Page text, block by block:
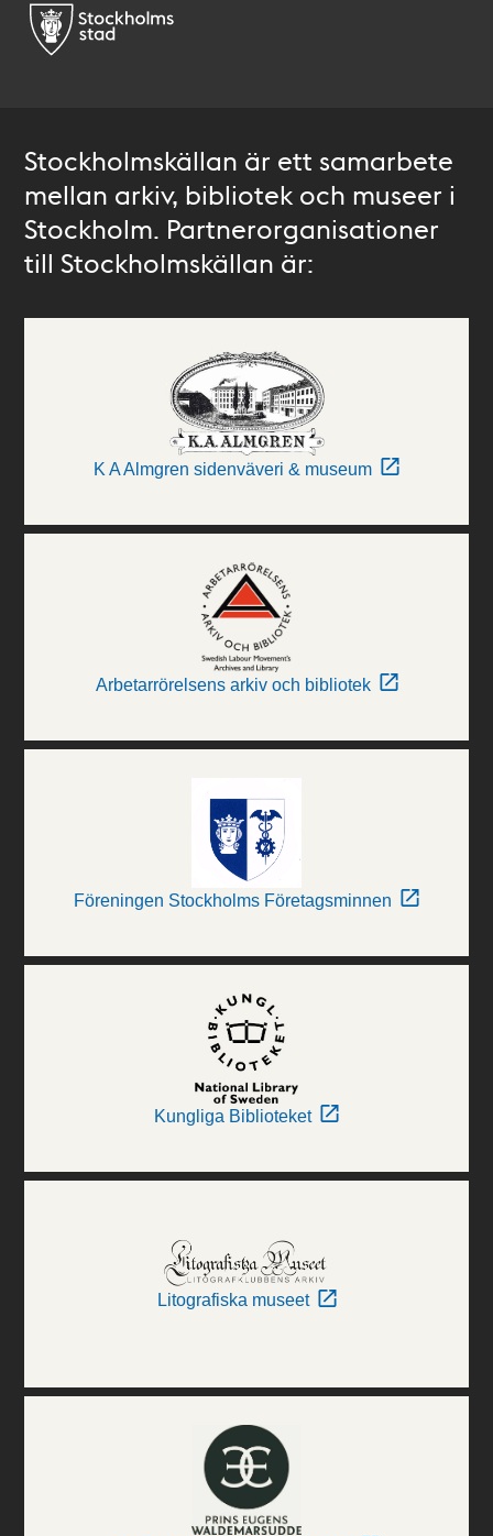
Stockholmskällan är ett samarbete
mellan arkiv, bibliotek och museer i
Stockholm. Partnerorganisationer
till Stockholmskällan är:
K A Almgren sidenväveri & museum
Arbetarrörelsens arkiv och bibliotek
Föreningen Stockholms Företagsminnen
Kungliga Biblioteket
Litografiska museet